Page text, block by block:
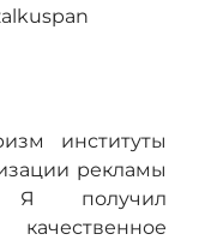
институты
рекламы
Я получил